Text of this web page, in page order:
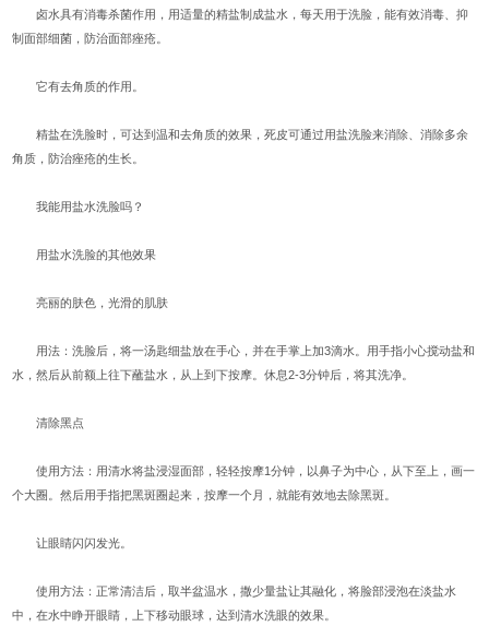
卤水具有消毒杀菌作用，用适量的精盐制成盐水，每天用于洗脸，能有效消毒、抑
制面部细菌，防治面部痤疮。
它有去角质的作用。
精盐在洗脸时，可达到温和去角质的效果，死皮可通过用盐洗脸来消除、消除多余
角质，防治痤疮的生长。
我能用盐水洗脸吗？
用盐水洗脸的其他效果
亮丽的肤色，光滑的肌肤
用法：洗脸后，将一汤匙细盐放在手心，并在手掌上加3滴水。用手指小心搅动盐和
水，然后从前额上往下蘸盐水，从上到下按摩。休息2-3分钟后，将其洗净。
清除黑点
使用方法：用清水将盐浸湿面部，轻轻按摩1分钟，以鼻子为中心，从下至上，画一
个大圈。然后用手指把黑斑圈起来，按摩一个月，就能有效地去除黑斑。
让眼睛闪闪发光。
使用方法：正常清洁后，取半盆温水，撒少量盐让其融化，将脸部浸泡在淡盐水
中，在水中睁开眼睛，上下移动眼球，达到清水洗眼的效果。